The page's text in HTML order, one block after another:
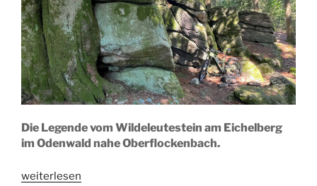
der
Welt“
Die Legende vom Wildeleutestein am Eichelberg
im Odenwald nahe Oberflockenbach.
„Wo
weiterlesen